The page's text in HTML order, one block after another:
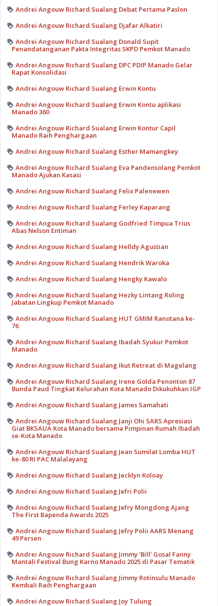
Andrei Angouw Richard Sualang Debat Pertama Paslon
Andrei Angouw Richard Sualang Djafar Alkatiri
Andrei Angouw Richard Sualang Donald Supit
Penandatanganan Pakta Integritas SKPD Pemkot Manado
Andrei Angouw Richard Sualang DPC PDIP Manado Gelar
Rapat Konsolidasi
Andrei Angouw Richard Sualang Erwin Kontu
Andrei Angouw Richard Sualang Erwin Kontu aplikasi
Manado 360
Andrei Angouw Richard Sualang Erwin Kontur Capil
Manado Raih Penghargaan
Andrei Angouw Richard Sualang Esther Mamangkey
Andrei Angouw Richard Sualang Eva Pandensolang Pemkot
Manado Ajukan Kasasi
Andrei Angouw Richard Sualang Felix Palenewen
Andrei Angouw Richard Sualang Ferley Kaparang
Andrei Angouw Richard Sualang Godfried Timpua Trius
Abas Nelson Entiman
Andrei Angouw Richard Sualang Helldy Agustian
Andrei Angouw Richard Sualang Hendrik Waroka
Andrei Angouw Richard Sualang Hengky Kawalo
Andrei Angouw Richard Sualang Hezky Lintang Roling
Jabatan Lingkup Pemkot Manado
Andrei Angouw Richard Sualang HUT GMIM Ranotana ke-
76
Andrei Angouw Richard Sualang Ibadah Syukur Pemkot
Manado
Andrei Angouw Richard Sualang Ikut Retreat di Magelang
Andrei Angouw Richard Sualang Irene Golda Penonton 87
Bunda Paud Tingkat Kelurahan Kota Manado Dikukuhkan IGP
Andrei Angouw Richard Sualang James Samahati
Andrei Angouw Richard Sualang Janji Ohi SARS Apresiasi
Giat BKSAUA Kota Manado bersama Pimpinan Rumah Ibadah
se-Kota Manado
Andrei Angouw Richard Sualang Jean Sumilat Lomba HUT
ke-80 RI PAC Malalayang
Andrei Angouw Richard Sualang Jecklyn Koloay
Andrei Angouw Richard Sualang Jefri Polii
Andrei Angouw Richard Sualang Jefry Mongdong Ajang
The First Bapenda Awards 2025
Andrei Angouw Richard Sualang Jefry Polii AARS Menang
49 Persen
Andrei Angouw Richard Sualang Jimmy 'Bill' Gosal Fanny
Mantali Festival Bung Karno Manado 2025 di Pasar Tematik
Andrei Angouw Richard Sualang Jimmy Rotinsulu Manado
Kembali Raih Penghargaan
Andrei Angouw Richard Sualang Joy Tulung